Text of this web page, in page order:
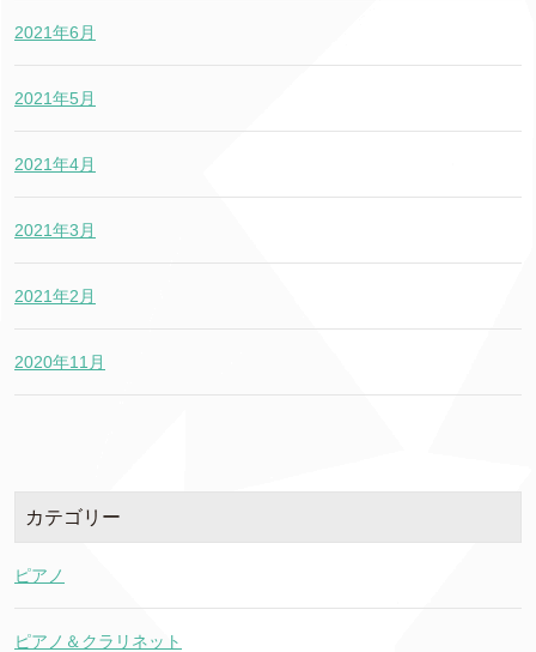
2021年6月
2021年5月
2021年4月
2021年3月
2021年2月
2020年11月
カテゴリー
ピアノ
ピアノ＆クラリネット